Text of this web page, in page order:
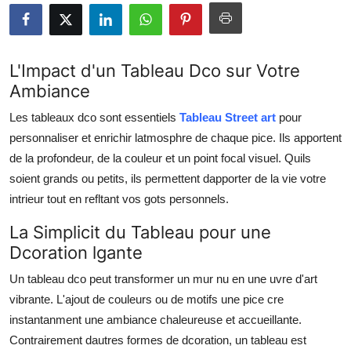
About
Submit Press Release
Health
Guest Posting
Crypto
Finance
L'Impact d'un Tableau Dco sur Votre
Ambiance
Les tableaux dco sont essentiels Tableau Street art pour
personnaliser et enrichir latmosphre de chaque pice. Ils apportent
de la profondeur, de la couleur et un point focal visuel. Quils
soient grands ou petits, ils permettent dapporter de la vie votre
intrieur tout en refltant vos gots personnels.
La Simplicit du Tableau pour une
Dcoration lgante
Un tableau dco peut transformer un mur nu en une uvre d'art
vibrante. L'ajout de couleurs ou de motifs une pice cre
instantanment une ambiance chaleureuse et accueillante.
Contrairement dautres formes de dcoration, un tableau est